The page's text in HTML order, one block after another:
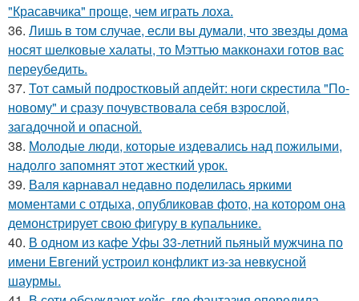
"Красавчика" проще, чем играть лоха.
36. Лишь в том случае, если вы думали, что звезды дома
носят шелковые халаты, то Мэттью макконахи готов вас
переубедить.
37. Тот самый подростковый апдейт: ноги скрестила "По-
новому" и сразу почувствовала себя взрослой,
загадочной и опасной.
38. Молодые люди, которые издевались над пожилыми,
надолго запомнят этот жесткий урок.
39. Валя карнавал недавно поделилась яркими
моментами с отдыха, опубликовав фото, на котором она
демонстрирует свою фигуру в купальнике.
40. В одном из кафе Уфы 33-летний пьяный мужчина по
имени Евгений устроил конфликт из-за невкусной
шаурмы.